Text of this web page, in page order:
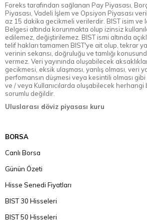
Foreks tarafından sağlanan Pay Piyasası,
Piyasası, Vadeli İşlem ve Opsiyon Piyasası
az 15 dakika gecikmeli verilerdir. BIST isim ve
Belgesi altında korunmakta olup izinsiz
edilemez, değiştirilemez. BIST ismi altında
telif hakları tamamen BIST'ye ait olup, tekrar
verinin sekansı, doğruluğu ve tamlığı
vermez. Veri yayınında oluşabilecek
gecikmesi, eksik ulaşması, yanlış olması, veri
perfomansın düşmesi veya kesintili olması gibi
ve / veya Kullanıcılarda oluşabilecek
sorumlu değildir.
Uluslarası döviz piyasası kuru
BORSA
Canlı Borsa
Günün Özeti
Hisse Senedi Fiyatları
BIST 30 Hisseleri
BIST 50 Hisseleri